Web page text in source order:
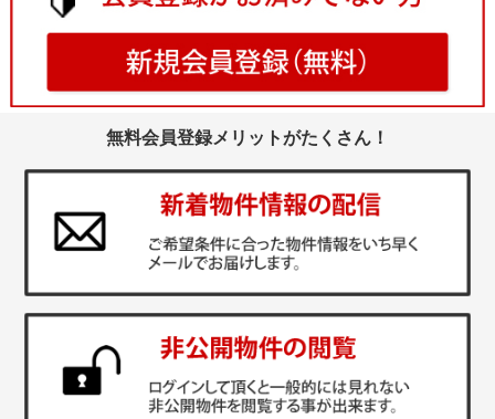
無料会員登録メリットがたくさん！